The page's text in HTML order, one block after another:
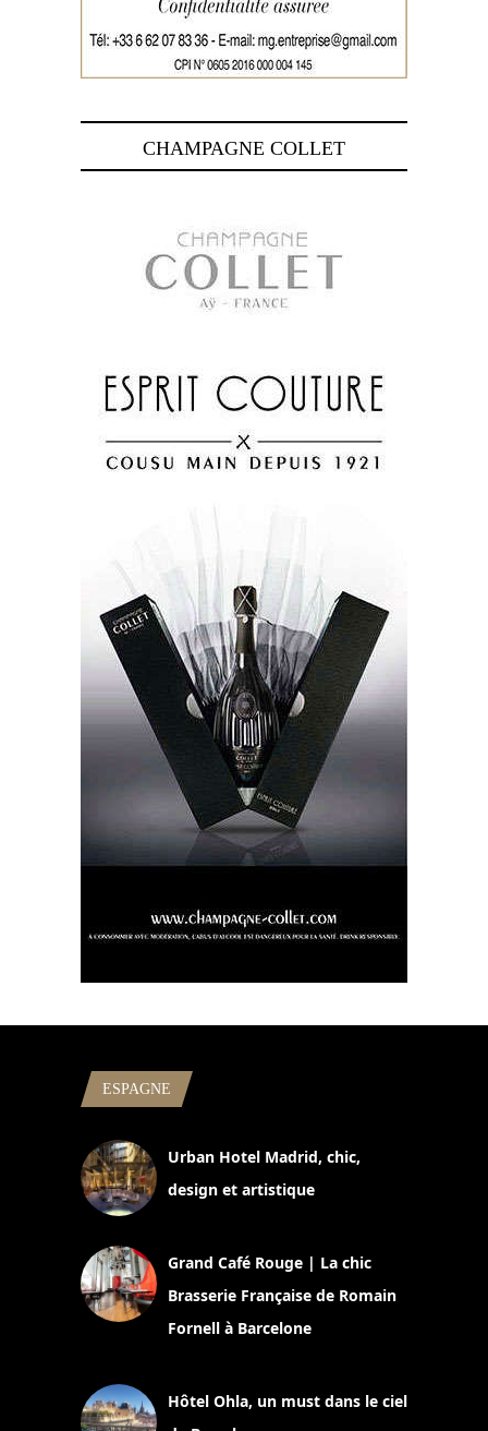
CHAMPAGNE COLLET
ESPAGNE
Urban Hotel Madrid, chic,
design et artistique
Grand Café Rouge | La chic
Brasserie Française de Romain
Fornell à Barcelone
Hôtel Ohla, un must dans le ciel